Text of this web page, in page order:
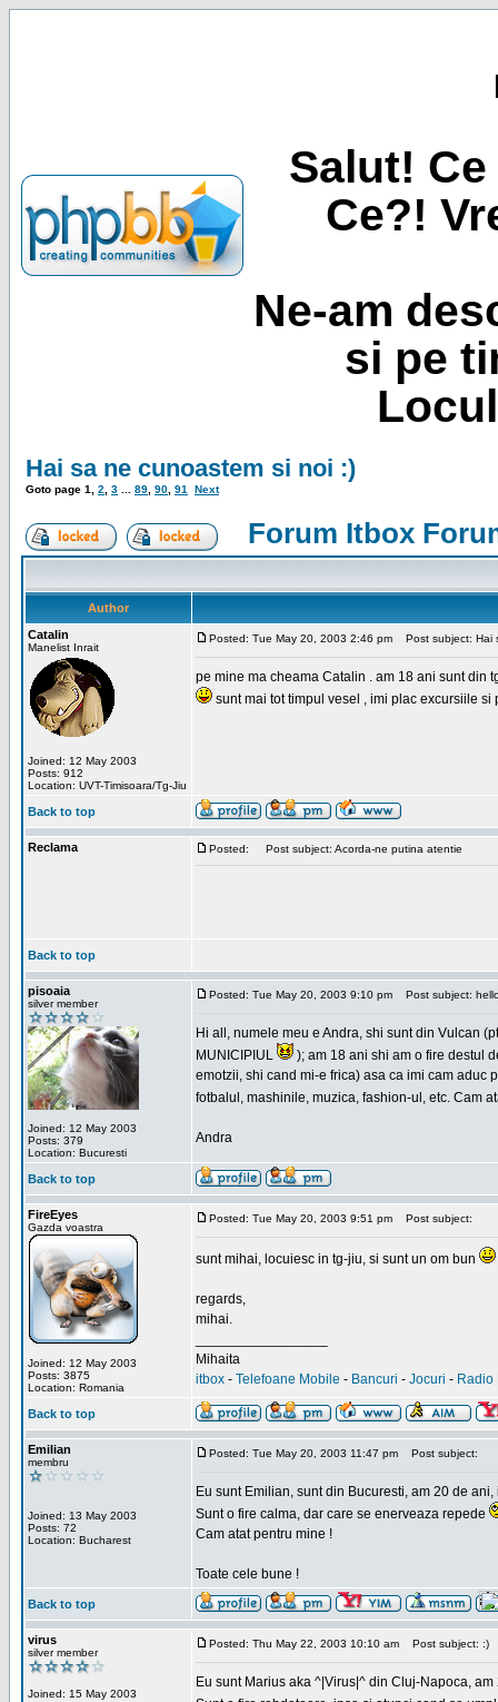
Salut!
Ce?!
Ne-am
si pe
Hai sa ne cunoastem si noi :)
Goto page 1 2 3 89 90 91 Next
Forum Itbox
Author
Catalin
Manelist Inrait
Joined: 12 May 2003
Posts: 912
Location: UVT-Timisoara/Tg-Jiu
Posted: Tue May 20, 2003 2:46 pm Post subject: Hai
pe mine ma cheama Catalin . am 18 ani sunt din
sunt mai tot timpul vesel , imi plac excursiile
Back to top
Reclama Posted: Post subject: Acorda-ne putina atentie
Back to top
pisoaia
silver member
Joined: 12 May 2003
Posts: 379
Location: Bucuresti
Posted: Tue May 20, 2003 9:10 pm Post subject:
Hi all, numele meu e Andra, shi sunt din Vulcan
MUNICIPIUL
); am 18 ani shi am o fire destul
emotzii, shi cand mi-e frica) asa ca imi cam
fotbalul, mashinile, muzica, fashion-ul, etc. Cam
Andra
Back to top
FireEyes
Gazda voastra
Joined: 12 May 2003
Posts: 3875
Location: Romania
Posted: Tue May 20, 2003 9:51 pm Post subject:
sunt mihai, locuiesc in tg-jiu, si sunt un om bun
regards,
mihai.
Mihaita
itbox - Telefoane Mobile - Bancuri - Jocuri - Radio
Back to top
Emilian
membru
Joined: 13 May 2003
Posts: 72
Location: Bucharest
Posted: Tue May 20, 2003 11:47 pm Post subject:
Eu sunt Emilian, sunt din Bucuresti, am 20 de
Sunt o fire calma, dar care se enerveaza repede
Cam atat pentru mine !
Toate cele bune !
Back to top
virus
silver member
Joined: 15 May 2003
Posted: Thu May 22, 2003 10:10 am Post subject: :)
Eu sunt Marius aka ^|Virus|^ din Cluj-Napoca,